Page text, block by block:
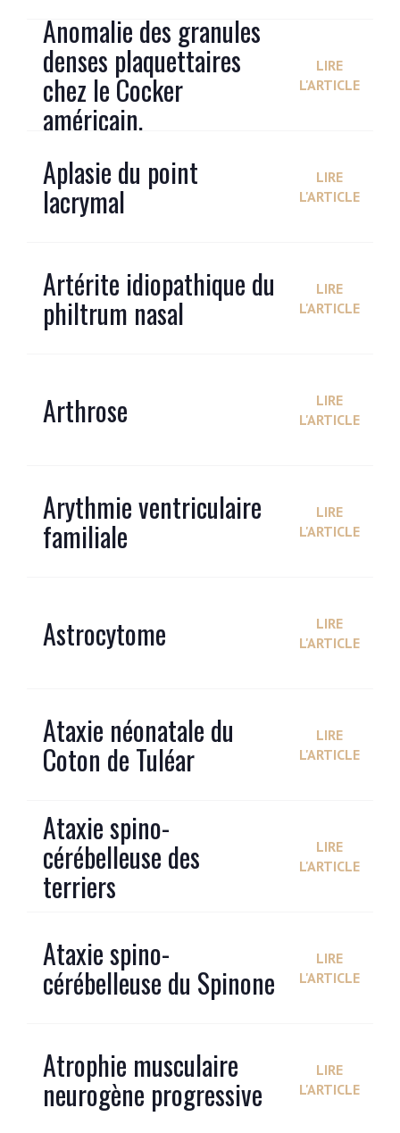
Anomalie des granules
denses plaquettaires
chez le Cocker
américain.
LIRE
L'ARTICLE
Aplasie du point
lacrymal
LIRE
L'ARTICLE
Artérite idiopathique du
philtrum nasal
LIRE
L'ARTICLE
Arthrose
LIRE
L'ARTICLE
Arythmie ventriculaire
familiale
LIRE
L'ARTICLE
Astrocytome
LIRE
L'ARTICLE
Ataxie néonatale du
Coton de Tuléar
LIRE
L'ARTICLE
Ataxie spino-
cérébelleuse des
terriers
LIRE
L'ARTICLE
Ataxie spino-
cérébelleuse du Spinone
LIRE
L'ARTICLE
Atrophie musculaire
neurogène progressive
LIRE
L'ARTICLE